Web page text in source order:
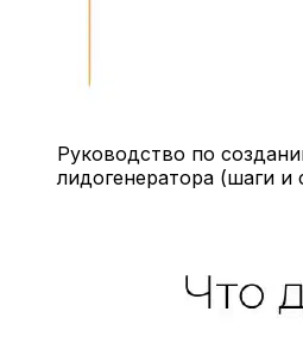
Руководство по
лидогенератора (шаги и